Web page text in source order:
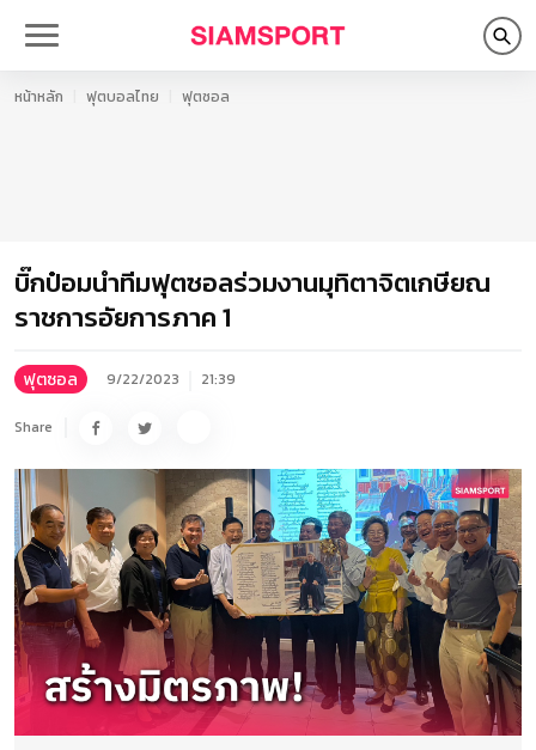
หน้าหลัก ฟุตบอลไทย ฟุตซอล
บิ๊กป๋อมนำทีมฟุตซอลร่วมงานมุทิตาจิตเกษียณ
ราชการอัยการภาค 1
ฟุตซอล 9/22/2023 21:39
Share